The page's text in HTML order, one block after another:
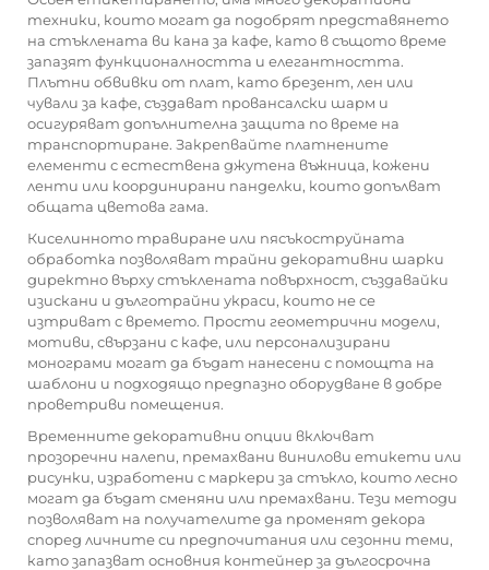
техники, които могат да подобрят представянето
на стъклената ви кана за кафе, като в същото време
запазят функционалността и елегантността.
Плътни обвивки от плат, като брезент, лен или
чували за кафе, създават провансалски шарм и
осигуряват допълнителна защита по време на
транспортиране. Закрепвайте платнените
елементи с естествена джутена въжница, кожени
ленти или координирани панделки, които допълват
общата цветова гама.
Киселинното травиране или пясъкоструйната
обработка позволяват трайни декоративни шарки
директно върху стъклената повърхност, създавайки
изискани и дълготрайни украси, които не се
изтриват с времето. Прости геометрични модели,
мотиви, свързани с кафе, или персонализирани
монограми могат да бъдат нанесени с помощта на
шаблони и подходящо предпазно оборудване в добре
проветриви помещения.
Временните декоративни опции включват
прозоречни налепи, премахвани винилови етикети или
рисунки, изработени с маркери за стъкло, които лесно
могат да бъдат сменяни или премахвани. Тези методи
позволяват на получателите да променят декора
според личните си предпочитания или сезонни теми,
като запазват основния контейнер за дългосрочна